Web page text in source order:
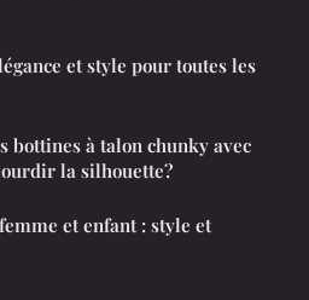
et style pour toutes les
bottines à talon chunky avec
la silhouette?
et enfant : style et